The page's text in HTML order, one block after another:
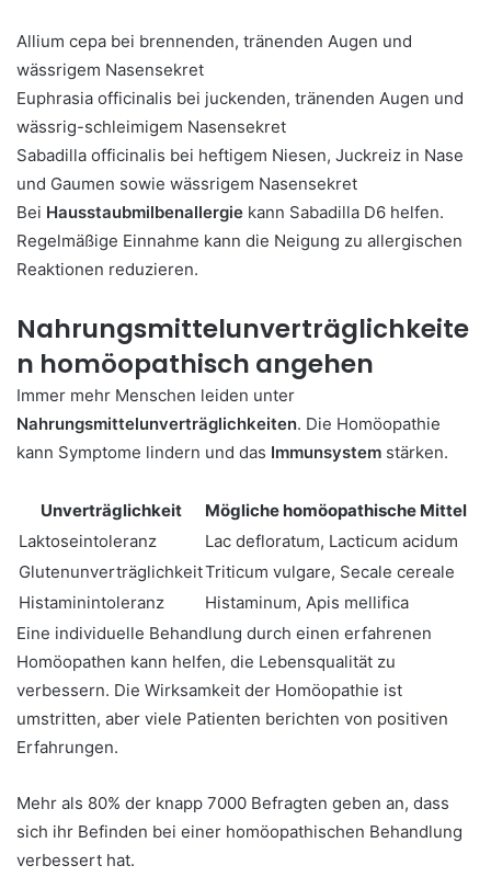
Allium cepa bei brennenden, tränenden Augen und
wässrigem Nasensekret
Euphrasia officinalis bei juckenden, tränenden Augen und
wässrig-schleimigem Nasensekret
Sabadilla officinalis bei heftigem Niesen, Juckreiz in Nase
und Gaumen sowie wässrigem Nasensekret
Bei Hausstaubmilbenallergie kann Sabadilla D6 helfen.
Regelmäßige Einnahme kann die Neigung zu allergischen
Reaktionen reduzieren.
Nahrungsmittelunverträglichkeite
n homöopathisch angehen
Immer mehr Menschen leiden unter
Nahrungsmittelunverträglichkeiten. Die Homöopathie
kann Symptome lindern und das Immunsystem stärken.
Unverträglichkeit
Mögliche homöopathische Mittel
Laktoseintoleranz
Lac defloratum, Lacticum acidum
GlutenunverträglichkeitTriticum vulgare, Secale cereale
Histaminintoleranz
Histaminum, Apis mellifica
Eine individuelle Behandlung durch einen erfahrenen
Homöopathen kann helfen, die Lebensqualität zu
verbessern. Die Wirksamkeit der Homöopathie ist
umstritten, aber viele Patienten berichten von positiven
Erfahrungen.
Mehr als 80% der knapp 7000 Befragten geben an, dass
sich ihr Befinden bei einer homöopathischen Behandlung
verbessert hat.